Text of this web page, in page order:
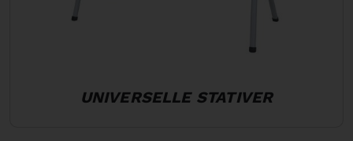
UNIVERSELLE STATIVER